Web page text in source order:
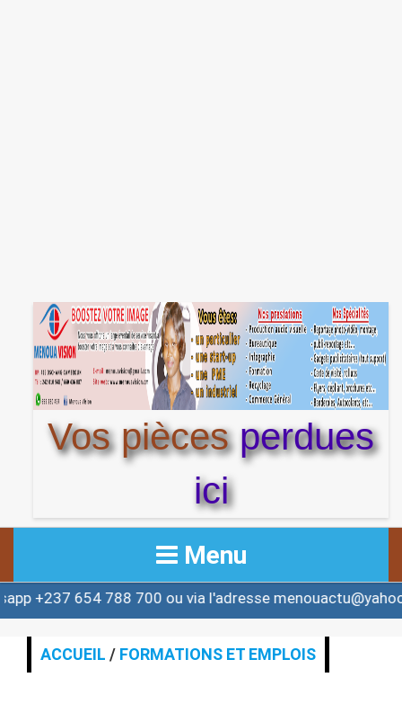
Vos piècesperdues
ici
Menu
ACCUEIL
ACTUALITE
788 700 ou via l'adresse menouactu@yahoo.com ou
ACCUEIL / FORMATIONS ET EMPLOIS